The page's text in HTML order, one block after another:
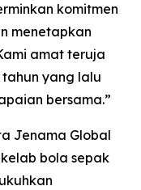
komitmen
menetapkan
amat teruja
yang lalu
bersama.”
Jenama Global
bola sepak